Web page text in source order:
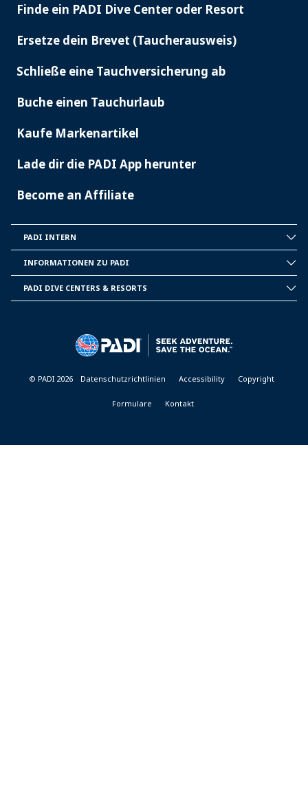
PADI
Finde ein PADI Dive Center oder Resort
Ersetze dein Brevet (Taucherausweis)
Schließe eine Tauchversicherung ab
Buche einen Tauchurlaub
Kaufe Markenartikel
Lade dir die PADI App herunter
Become an Affiliate
PADI INTERN
INFORMATIONEN ZU PADI
PADI DIVE CENTERS & RESORTS
© PADI 2026 Datenschutzrichtlinien Accessibility Copyright
Formulare Kontakt